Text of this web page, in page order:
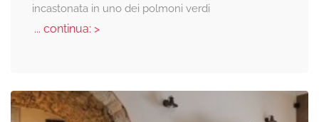
incastonata in uno dei polmoni verdi
... continua: >